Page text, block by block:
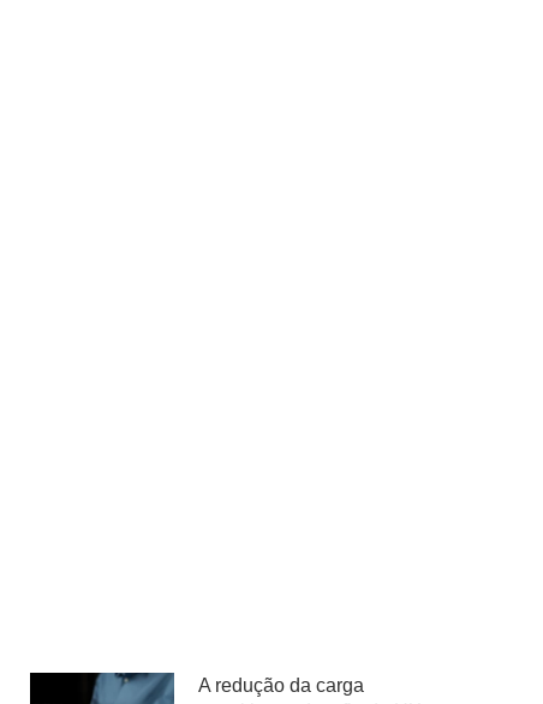
A redução da carga